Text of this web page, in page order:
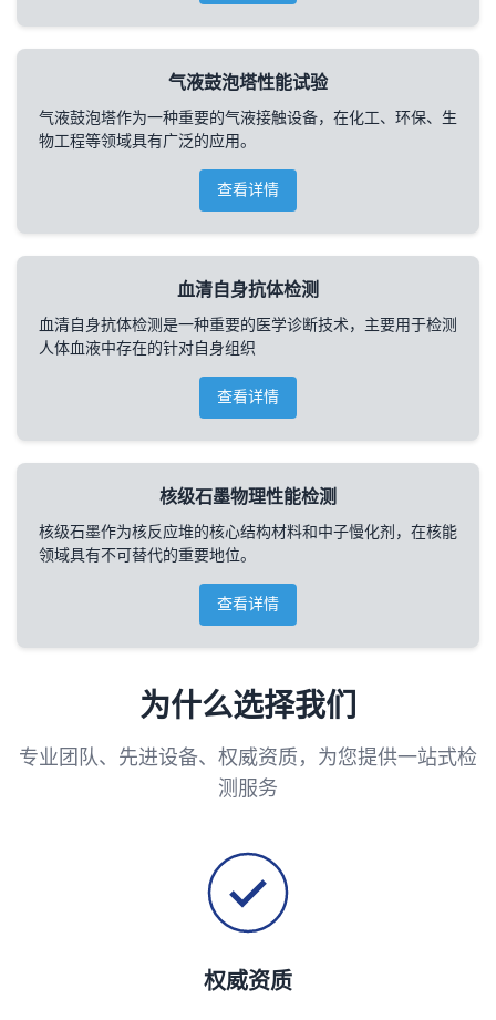
气液鼓泡塔性能试验
气液鼓泡塔作为一种重要的气液接触设备，在化工、环保、生
物工程等领域具有广泛的应用。
查看详情
血清自身抗体检测
血清自身抗体检测是一种重要的医学诊断技术，主要用于检测
人体血液中存在的针对自身组织
查看详情
核级石墨物理性能检测
核级石墨作为核反应堆的核心结构材料和中子慢化剂，在核能
领域具有不可替代的重要地位。
查看详情
为什么选择我们
专业团队、先进设备、权威资质，为您提供一站式检
测服务
权威资质